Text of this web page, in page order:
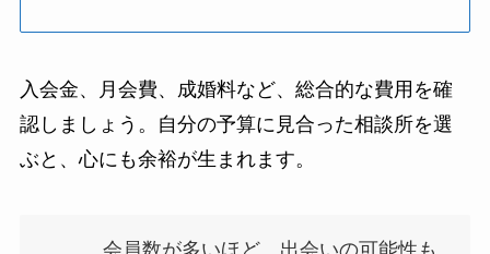
入会金、月会費、成婚料など、総合的な費用を確
認しましょう。自分の予算に見合った相談所を選
ぶと、心にも余裕が生まれます。